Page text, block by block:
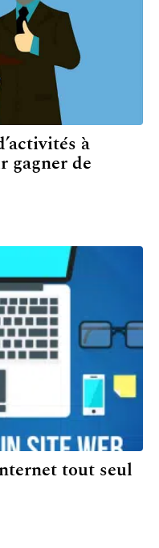
à
gagner de
tout seul